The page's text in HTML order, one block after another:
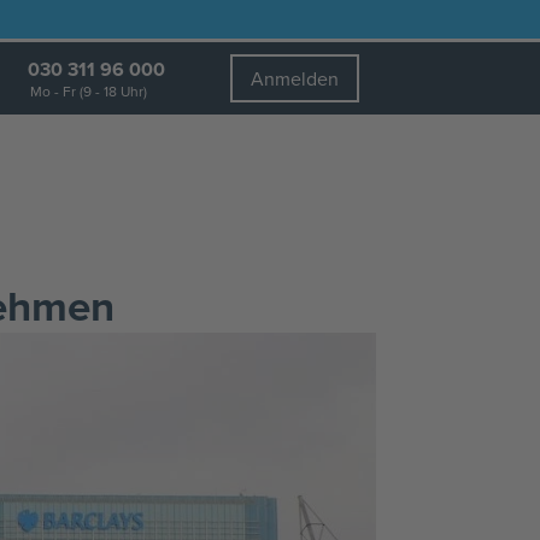
030 311 96 000
Mo - Fr (9 - 18 Uhr) Anmelden